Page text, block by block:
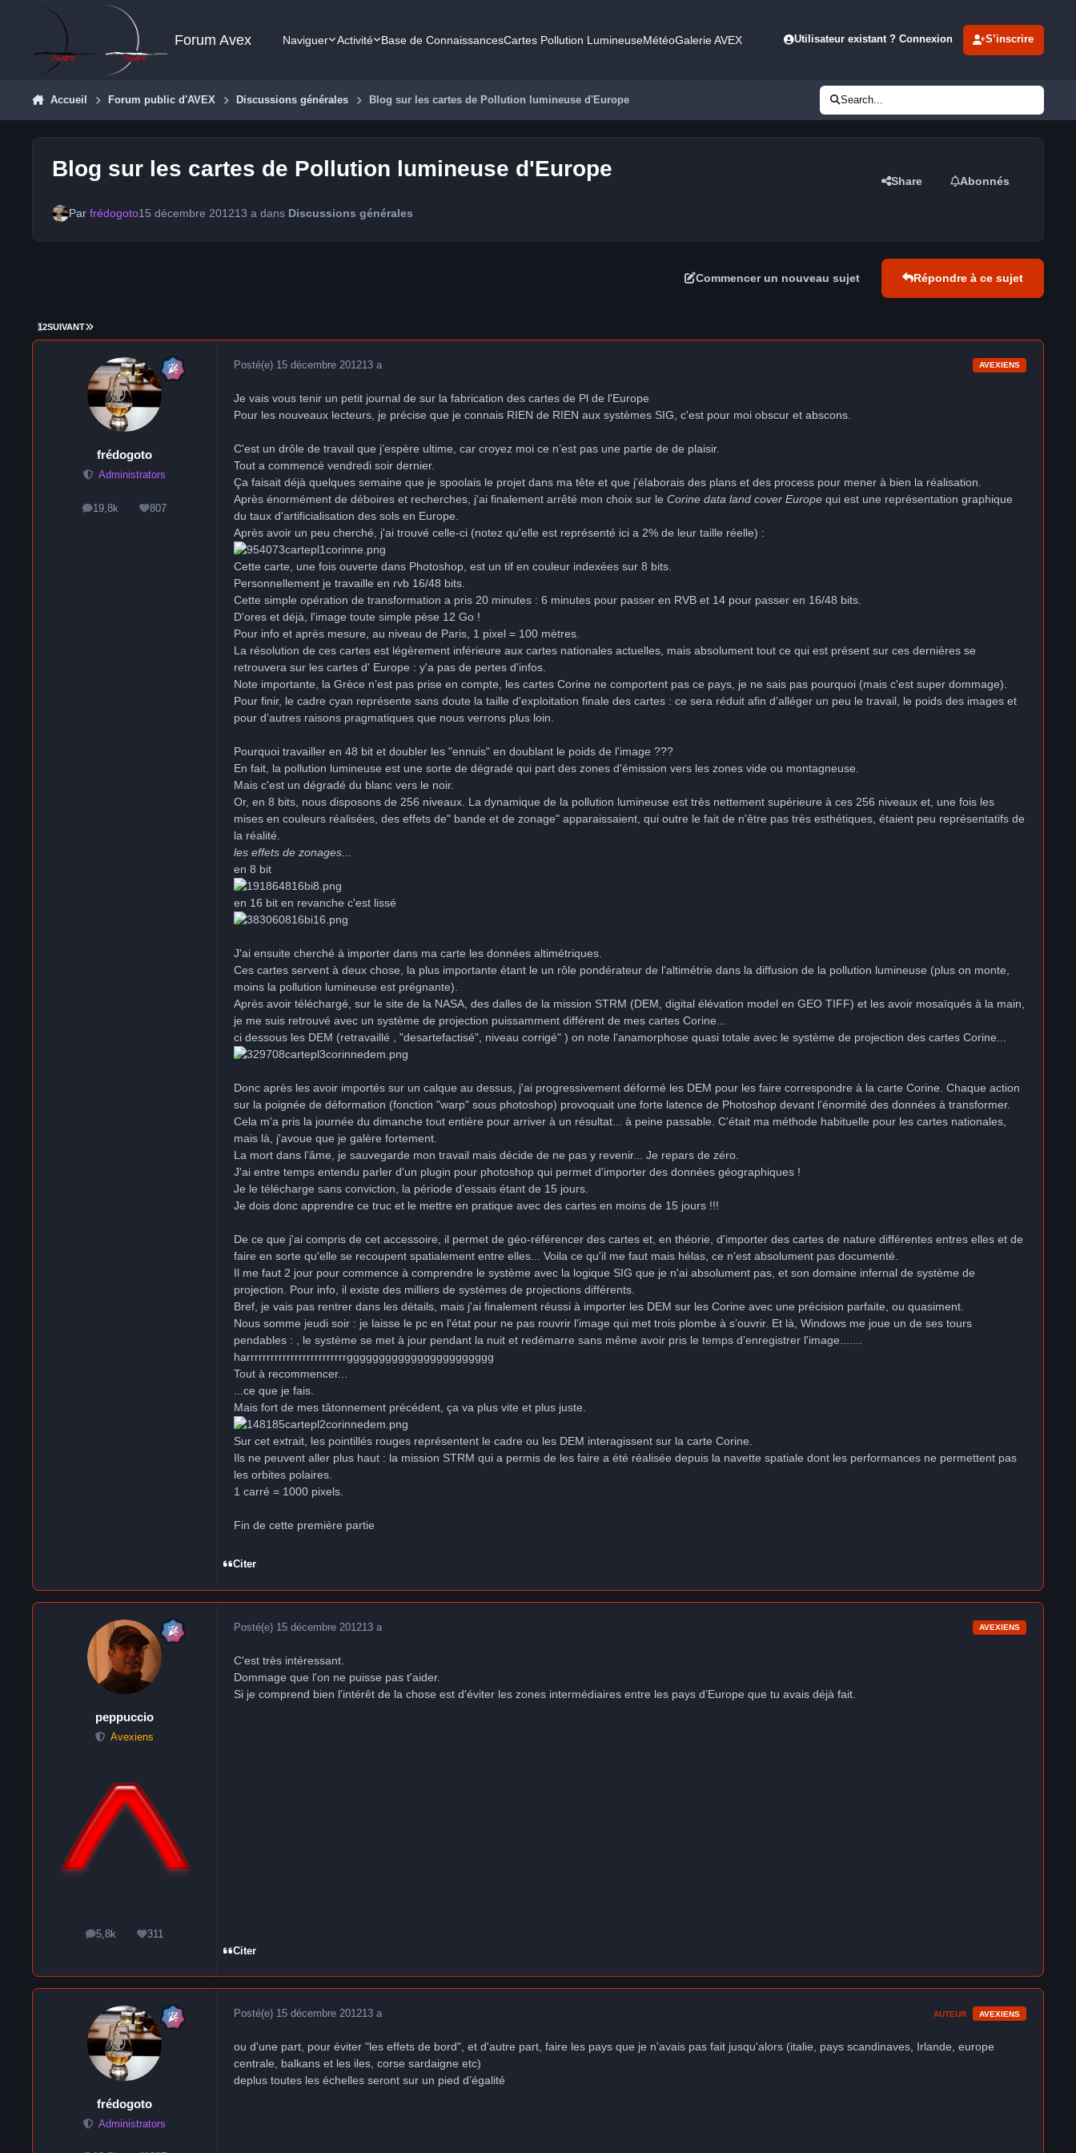
Aller au contenu
Forum Avex Naviguer Activité Base de ConnaissancesCartes Pollution LumineuseMétéoGalerie AVEX Utilisateur existant ? Connexion S’inscrire
Accueil Forum public d'AVEX Discussions générales Blog sur les cartes de Pollution lumineuse d'Europe Search...
Blog sur les cartes de Pollution lumineuse d'Europe Share Abonnés
Par frédogoto15 décembre 201213 adans Discussions générales
Commencer un nouveau sujet Répondre à ce sujet
12SUIVANT DERNIÈRE PAGE
frédogoto
Administrators
19,8k
messages807
Réputation
Posté(e) 15 décembre 201213 a AVEXIENS
Je vais vous tenir un petit journal de sur la fabrication des cartes de Pl de l'Europe
Pour les nouveaux lecteurs, je précise que je connais RIEN de RIEN aux systèmes SIG, c'est pour moi obscur et abscons.
C'est un drôle de travail que j’espère ultime, car croyez moi ce n’est pas une partie de de plaisir.
Tout a commencé vendredi soir dernier.
Ça faisait déjà quelques semaine que je spoolais le projet dans ma tête et que j'élaborais des plans et des process pour mener à bien la réalisation.
Après énormément de déboires et recherches, j'ai finalement arrêté mon choix sur le Corine data land cover Europe qui est une représentation graphique
du taux d'artificialisation des sols en Europe.
Après avoir un peu cherché, j'ai trouvé celle-ci (notez qu'elle est représenté ici a 2% de leur taille réelle) :
Cette carte, une fois ouverte dans Photoshop, est un tif en couleur indexées sur 8 bits.
Personnellement je travaille en rvb 16/48 bits.
Cette simple opération de transformation a pris 20 minutes : 6 minutes pour passer en RVB et 14 pour passer en 16/48 bits.
D'ores et déjà, l'image toute simple pèse 12 Go !
Pour info et après mesure, au niveau de Paris, 1 pixel = 100 mètres.
La résolution de ces cartes est légèrement inférieure aux cartes nationales actuelles, mais absolument tout ce qui est présent sur ces dernières se
retrouvera sur les cartes d' Europe : y'a pas de pertes d'infos.
Note importante, la Grèce n’est pas prise en compte, les cartes Corine ne comportent pas ce pays, je ne sais pas pourquoi (mais c'est super dommage).
Pour finir, le cadre cyan représente sans doute la taille d'exploitation finale des cartes : ce sera réduit afin d’alléger un peu le travail, le poids des images et
pour d’autres raisons pragmatiques que nous verrons plus loin.
Pourquoi travailler en 48 bit et doubler les "ennuis" en doublant le poids de l'image ???
En fait, la pollution lumineuse est une sorte de dégradé qui part des zones d'émission vers les zones vide ou montagneuse.
Mais c'est un dégradé du blanc vers le noir.
Or, en 8 bits, nous disposons de 256 niveaux. La dynamique de la pollution lumineuse est très nettement supérieure à ces 256 niveaux et, une fois les
mises en couleurs réalisées, des effets de" bande et de zonage" apparaissaient, qui outre le fait de n'être pas très esthétiques, étaient peu représentatifs de
la réalité.
les effets de zonages...
en 8 bit
en 16 bit en revanche c'est lissé
J'ai ensuite cherché à importer dans ma carte les données altimétriques.
Ces cartes servent à deux chose, la plus importante étant le un rôle pondérateur de l'altimétrie dans la diffusion de la pollution lumineuse (plus on monte,
moins la pollution lumineuse est prégnante).
Après avoir téléchargé, sur le site de la NASA, des dalles de la mission STRM (DEM, digital élévation model en GEO TIFF) et les avoir mosaïqués à la main,
je me suis retrouvé avec un système de projection puissamment différent de mes cartes Corine...
ci dessous les DEM (retravaillé , "desartefactisé", niveau corrigé" ) on note l'anamorphose quasi totale avec le système de projection des cartes Corine...
Donc après les avoir importés sur un calque au dessus, j'ai progressivement déformé les DEM pour les faire correspondre à la carte Corine. Chaque action
sur la poignée de déformation (fonction "warp" sous photoshop) provoquait une forte latence de Photoshop devant l’énormité des données à transformer.
Cela m'a pris la journée du dimanche tout entière pour arriver à un résultat... à peine passable. C’était ma méthode habituelle pour les cartes nationales,
mais là, j'avoue que je galère fortement.
La mort dans l’âme, je sauvegarde mon travail mais décide de ne pas y revenir... Je repars de zéro.
J'ai entre temps entendu parler d'un plugin pour photoshop qui permet d'importer des données géographiques !
Je le télécharge sans conviction, la période d’essais étant de 15 jours.
Je dois donc apprendre ce truc et le mettre en pratique avec des cartes en moins de 15 jours !!!
De ce que j'ai compris de cet accessoire, il permet de géo-référencer des cartes et, en théorie, d'importer des cartes de nature différentes entres elles et de
faire en sorte qu'elle se recoupent spatialement entre elles... Voila ce qu'il me faut mais hélas, ce n'est absolument pas documenté.
Il me faut 2 jour pour commence à comprendre le système avec la logique SIG que je n'ai absolument pas, et son domaine infernal de système de
projection. Pour info, il existe des milliers de systèmes de projections différents.
Bref, je vais pas rentrer dans les détails, mais j'ai finalement réussi à importer les DEM sur les Corine avec une précision parfaite, ou quasiment.
Nous somme jeudi soir : je laisse le pc en l'état pour ne pas rouvrir l'image qui met trois plombe à s’ouvrir. Et là, Windows me joue un de ses tours
pendables : , le système se met à jour pendant la nuit et redémarre sans même avoir pris le temps d’enregistrer l'image.......
harrrrrrrrrrrrrrrrrrrrrrrrrggggggggggggggggggggggg
Tout à recommencer...
...ce que je fais.
Mais fort de mes tâtonnement précédent, ça va plus vite et plus juste.
Sur cet extrait, les pointillés rouges représentent le cadre ou les DEM interagissent sur la carte Corine.
Ils ne peuvent aller plus haut : la mission STRM qui a permis de les faire a été réalisée depuis la navette spatiale dont les performances ne permettent pas
les orbites polaires.
1 carré = 1000 pixels.
Fin de cette première partie
Citer
peppuccio
Avexiens
5,8k
messages311
Réputation
Posté(e) 15 décembre 201213 a AVEXIENS
C'est très intéressant.
Dommage que l'on ne puisse pas t'aider.
Si je comprend bien l'intérêt de la chose est d'éviter les zones intermédiaires entre les pays d’Europe que tu avais déjà fait.
Citer
frédogoto
Administrators
Posté(e) 15 décembre 201213 a AUTEUR AVEXIENS
ou d'une part, pour éviter "les effets de bord", et d'autre part, faire les pays que je n'avais pas fait jusqu'alors (italie, pays scandinaves, Irlande, europe
centrale, balkans et les iles, corse sardaigne etc)
deplus toutes les échelles seront sur un pied d’égalité